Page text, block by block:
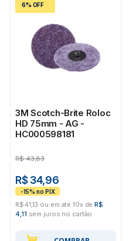
6% OFF
3M Scotch-Brite Roloc
HD 75mm - AG -
HC000598181
R$ 43,83
R$ 34,96
R$41,13 ou em até 10x deR$
4,11 sem juros no cartão